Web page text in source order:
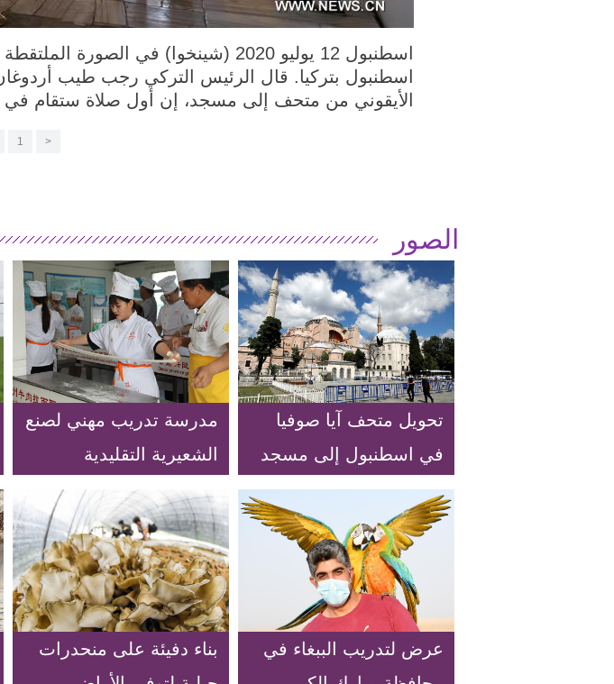
اسطنبول بتركيا. قال الرئيس التركي رجب طيب
الأيقوني من متحف إلى مسجد، إن أول صلاة ستقام في
<
1
الصور
تحويل متحف آيا صوفيا
في اسطنبول إلى مسجد
مدرسة تدريب مهني لصنع
الشعيرية التقليدية
عرض لتدريب الببغاء في
بناء دفيئة على منحدرات